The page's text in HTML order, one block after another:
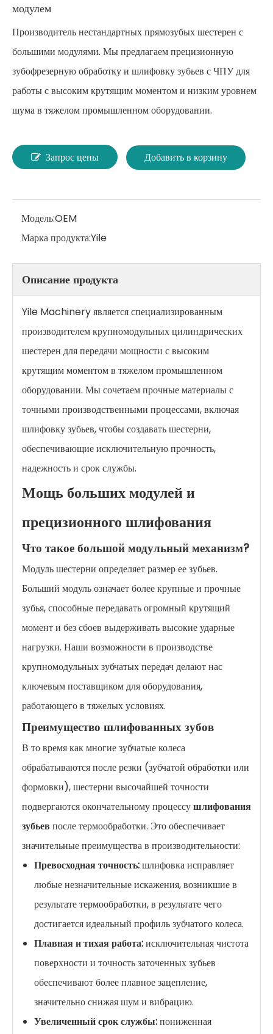
модулем
Производитель нестандартных прямозубых шестерен с
большими модулями. Мы предлагаем прецизионную
зубофрезерную обработку и шлифовку зубьев с ЧПУ для
работы с высоким крутящим моментом и низким уровнем
шума в тяжелом промышленном оборудовании.
Запрос цены Добавить в корзину
Модель:OEM
Марка продукта:Yile
Описание продукта
Yile Machinery является специализированным
производителем крупномодульных цилиндрических
шестерен для передачи мощности с высоким
крутящим моментом в тяжелом промышленном
оборудовании. Мы сочетаем прочные материалы с
точными производственными процессами, включая
шлифовку зубьев, чтобы создавать шестерни,
обеспечивающие исключительную прочность,
надежность и срок службы.
Мощь больших модулей и
прецизионного шлифования
Что такое большой модульный механизм?
Модуль шестерни определяет размер ее зубьев.
Больший модуль означает более крупные и прочные
зубья, способные передавать огромный крутящий
момент и без сбоев выдерживать высокие ударные
нагрузки. Наши возможности в производстве
крупномодульных зубчатых передач делают нас
ключевым поставщиком для оборудования,
работающего в тяжелых условиях.
Преимущество шлифованных зубов
В то время как многие зубчатые колеса
обрабатываются после резки (зубчатой ​​обработки или
формовки), шестерни высочайшей точности
подвергаются окончательному процессушлифования
зубьев после термообработки. Это обеспечивает
значительные преимущества в производительности:
Превосходная точность:шлифовка исправляет
любые незначительные искажения, возникшие в
результате термообработки, в результате чего
достигается идеальный профиль зубчатого колеса.
Плавная и тихая работа:исключительная чистота
поверхности и точность заточенных зубьев
обеспечивают более плавное зацепление,
значительно снижая шум и вибрацию.
Увеличенный срок службы:пониженная